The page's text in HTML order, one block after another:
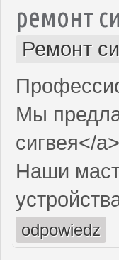
ремонт
Ремонт
Мы
сигвея</a>
Наши
odpowiedz